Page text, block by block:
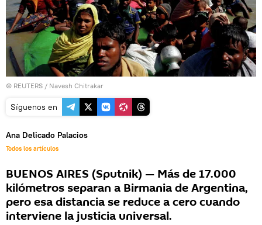
© REUTERS / Navesh Chitrakar
Síguenos en
Ana Delicado Palacios
Todos los artículos
BUENOS AIRES (Sputnik) — Más de 17.000
kilómetros separan a Birmania de Argentina,
pero esa distancia se reduce a cero cuando
interviene la justicia universal.